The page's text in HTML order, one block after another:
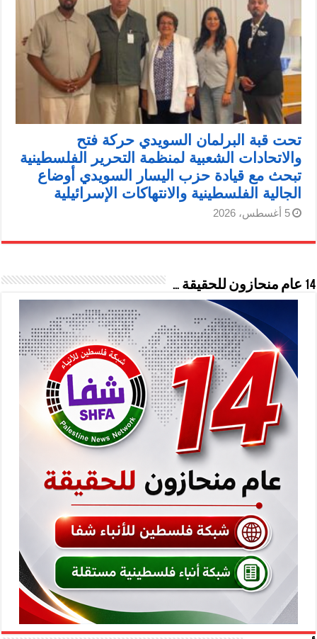
تحت قبة البرلمان السويدي حركة فتح
والاتحادات الشعبية لمنظمة التحرير الفلسطينية
تبحث مع قيادة حزب اليسار السويدي أوضاع
الجالية الفلسطينية والانتهاكات الإسرائيلية
5 أغسطس، 2026
14 عام منحازون للحقيقة …